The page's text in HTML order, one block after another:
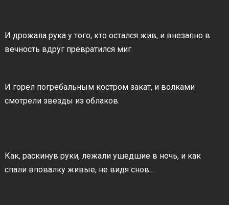
И дрожала рука у того, кто остался жив, и внезапно в
вечность вдруг превратился миг.
И горел погребальным костром закат, и волками
смотрели звезды из облаков.
Как, раскинув руки, лежали ушедшие в ночь, и как
спали вповалку живые, не видя снов…